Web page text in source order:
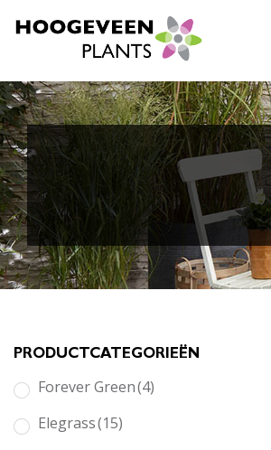
PRODUCTCATEGORIEËN
Forever Green(4)
Elegrass(15)